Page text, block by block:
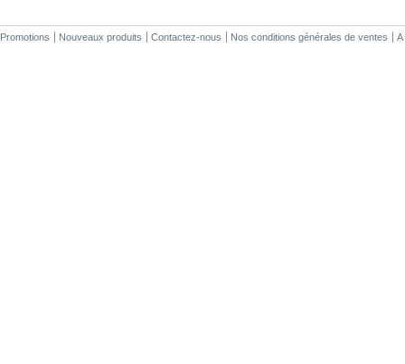
Promotions Nouveaux produits Contactez-nous Nos conditions générales de ventes A